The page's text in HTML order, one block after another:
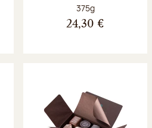
Poids net :
375g
24,30 €